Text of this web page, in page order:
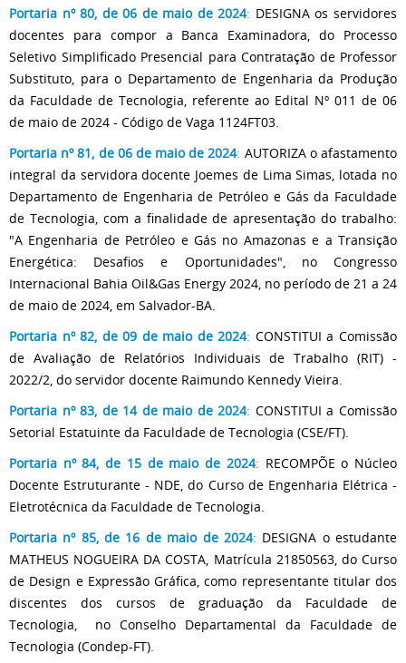
Portaria nº 80, de 06 de maio de 2024: DESIGNA os servidores
docentes para compor a Banca Examinadora, do Processo
Seletivo Simplificado Presencial para Contratação de Professor
Substituto, para o Departamento de Engenharia da Produção
da Faculdade de Tecnologia, referente ao Edital Nº 011 de 06
de maio de 2024 - Código de Vaga 1124FT03.
Portaria nº 81, de 06 de maio de 2024: AUTORIZA o afastamento
integral da servidora docente Joemes de Lima Simas, lotada no
Departamento de Engenharia de Petróleo e Gás da Faculdade
de Tecnologia, com a finalidade de apresentação do trabalho:
"A Engenharia de Petróleo e Gás no Amazonas e a Transição
Energética: Desafios e Oportunidades", no Congresso
Internacional Bahia Oil&Gas Energy 2024, no período de 21 a 24
de maio de 2024, em Salvador-BA.
Portaria nº 82, de 09 de maio de 2024: CONSTITUI a Comissão
de Avaliação de Relatórios Individuais de Trabalho (RIT) -
2022/2, do servidor docente Raimundo Kennedy Vieira.
Portaria nº 83, de 14 de maio de 2024: CONSTITUI a Comissão
Setorial Estatuinte da Faculdade de Tecnologia (CSE/FT).
Portaria nº 84, de 15 de maio de 2024: RECOMPÕE o Núcleo
Docente Estruturante - NDE, do Curso de Engenharia Elétrica -
Eletrotécnica da Faculdade de Tecnologia.
Portaria nº 85, de 16 de maio de 2024: DESIGNA o estudante
MATHEUS NOGUEIRA DA COSTA, Matrícula 21850563, do Curso
de Design e Expressão Gráfica, como representante titular dos
discentes dos cursos de graduação da Faculdade de
Tecnologia, no Conselho Departamental da Faculdade de
Tecnologia (Condep-FT).